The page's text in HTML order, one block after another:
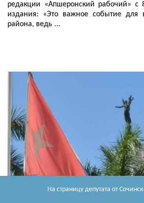
На страницу депутата от
редакции «Апшеронский рабочий» с
издания: «Это важное событие для
района, ведь ...